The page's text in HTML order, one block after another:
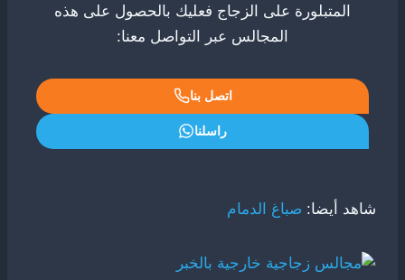
المتبلورة على الزجاج فعليك بالحصول على هذه
المجالس عبر التواصل معنا:
اتصل بنا
راسلنا
شاهد أيضا: صباغ الدمام